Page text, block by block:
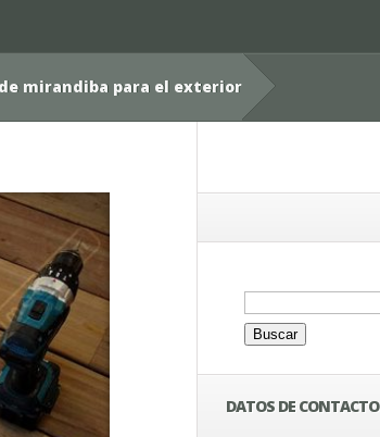
mirandiba para el exterior
Buscar:
DATOS DE CONTACTO